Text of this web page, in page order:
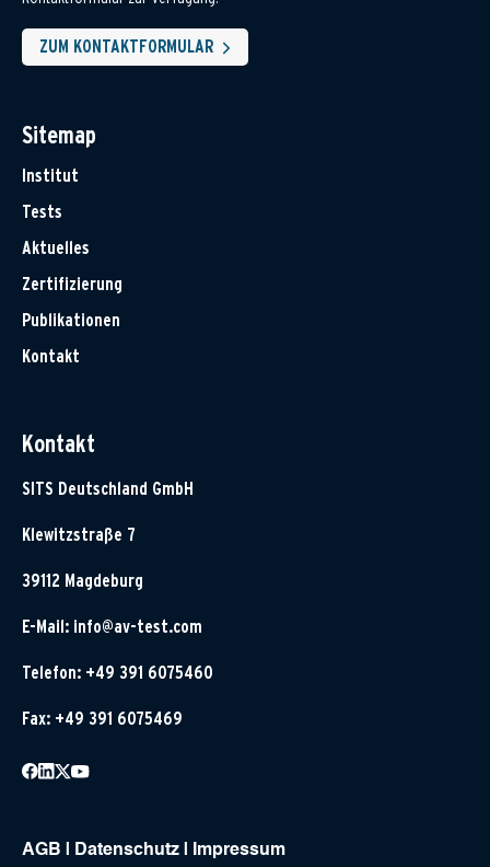
ZUM KONTAKTFORMULAR
Sitemap
Institut
Tests
Aktuelles
Zertifizierung
Publikationen
Kontakt
Kontakt
SITS Deutschland GmbH
Klewitzstraße 7
39112 Magdeburg
E-Mail: info@av-test.com
Telefon: +49 391 6075460
Fax: +49 391 6075469
AGB Datenschutz Impressum